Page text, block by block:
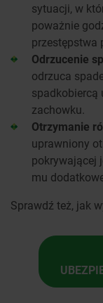
sytuacji, w
poważnie
przestępstwa
Odrzucenie
odrzuca
spadkobiercą
zachowku.
Otrzymanie
uprawniony
pokrywającej
mu
Sprawdź też, jak